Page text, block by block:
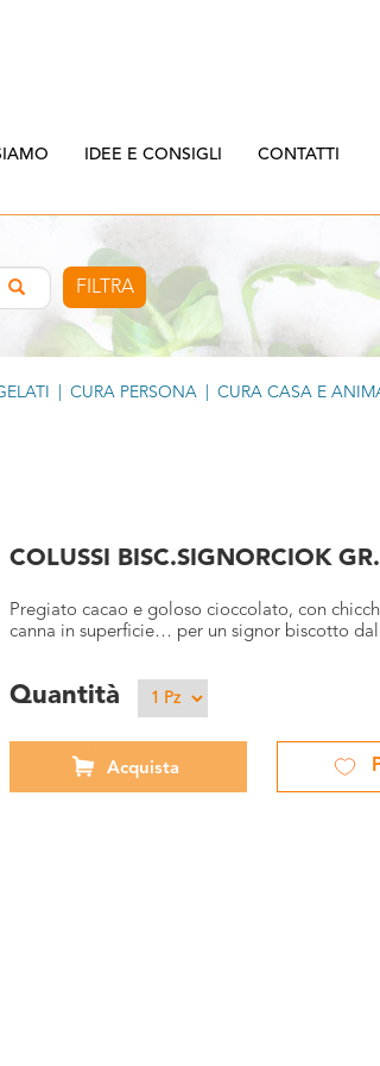
IDEE E CONSIGLI CONTATTI
FILTRA
CURA PERSONA CURA CASA E
COLUSSI BISC.SIGNORCIOK
Pregiato cacao e goloso cioccolato, con
canna in superficie… per un signor biscotto
Quantità
Acquista